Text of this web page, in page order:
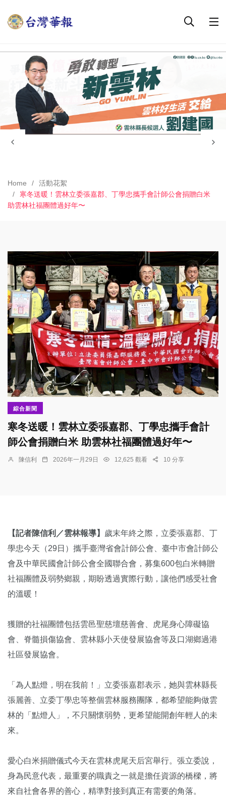
Home
活動花絮
寒冬送暖！雲林立委張嘉郡、丁學忠攜手會計師公會捐贈白米
助雲林社福團體過好年〜
綜合新聞
寒冬送暖！雲林立委張嘉郡、丁學忠攜手會計
師公會捐贈白米 助雲林社福團體過好年〜
陳信利 2026年一月29日 12,625 觀看 10 分享
【記者陳信利／雲林報導】 歲末年終之際，立委張嘉郡、丁
學忠今天（29日）攜手臺灣省會計師公會、臺中市會計師公
會及中華民國會計師公會全國聯合會，募集600包白米轉贈
社福團體及弱勢鄉親，期盼透過實際行動，讓他們感受社會
的溫暖！
獲贈的社福團體包括雲邑聖慈壇慈善會、虎尾身心障礙協
會、脊髓損傷協會、雲林縣小天使發展協會等及口湖鄉過港
社區發展協會。
「為人點燈，明在我前！」立委張嘉郡表示，她與雲林縣長
張麗善、立委丁學忠等整個雲林服務團隊，都希望能夠做雲
林的「點燈人」，不只關懷弱勢，更希望能開創年輕人的未
來。
愛心白米捐贈儀式今天在雲林虎尾天后宮舉行。張立委說，
身為民意代表，最重要的職責之一就是擔任資源的橋樑，將
來自社會各界的善心，精準對接到真正有需要的角落。